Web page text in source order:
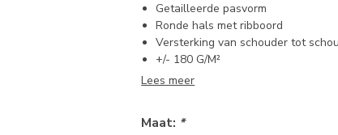
Getailleerde pasvorm
Ronde hals met ribboord
Versterking van schouder tot
+/- 180 G/M²
Lees meer
Maat: *